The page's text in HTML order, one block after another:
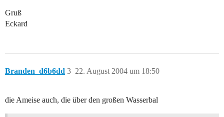
Gruß
Eckard
Branden_d6b6dd 22. August 2004 um 18:50
3
die Ameise auch, die über den großen Wasserbal